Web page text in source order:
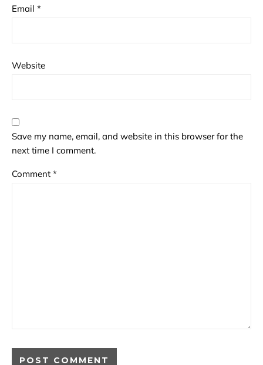
Email *
Website
Save my name, email, and website in this browser for the
next time I comment.
Comment *